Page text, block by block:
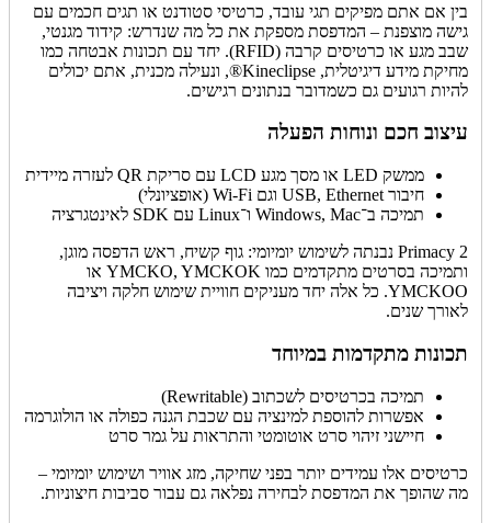
בין אם אתם מפיקים תגי עובד, כרטיסי סטודנט או תגים חכמים עם
גישה מוצפנת – המדפסת מספקת את כל מה שנדרש: קידוד מגנטי,
שבב מגע או כרטיסים קרבה (RFID). יחד עם תכונות אבטחה כמו
מחיקת מידע דיגיטלית, Kineclipse®, ונעילה מכנית, אתם יכולים
להיות רגועים גם כשמדובר בנתונים רגישים.
עיצוב חכם ונוחות הפעלה
ממשק LED או מסך מגע LCD עם סריקת QR לעזרה מיידית
חיבור USB, Ethernet וגם Wi-Fi (אופציונלי)
תמיכה ב־Windows, Mac ו־Linux עם SDK לאינטגרציה
Primacy 2 נבנתה לשימוש יומיומי: גוף קשיח, ראש הדפסה מוגן,
ותמיכה בסרטים מתקדמים כמו YMCKO, YMCKOK או
YMCKOO. כל אלה יחד מעניקים חוויית שימוש חלקה ויציבה
לאורך שנים.
תכונות מתקדמות במיוחד
תמיכה בכרטיסים לשכתוב (Rewritable)
אפשרות להוספת למינציה עם שכבת הגנה כפולה או הולוגרמה
חיישני זיהוי סרט אוטומטי והתראות על גמר סרט
כרטיסים אלו עמידים יותר בפני שחיקה, מזג אוויר ושימוש יומיומי –
מה שהופך את המדפסת לבחירה נפלאה גם עבור סביבות חיצוניות.